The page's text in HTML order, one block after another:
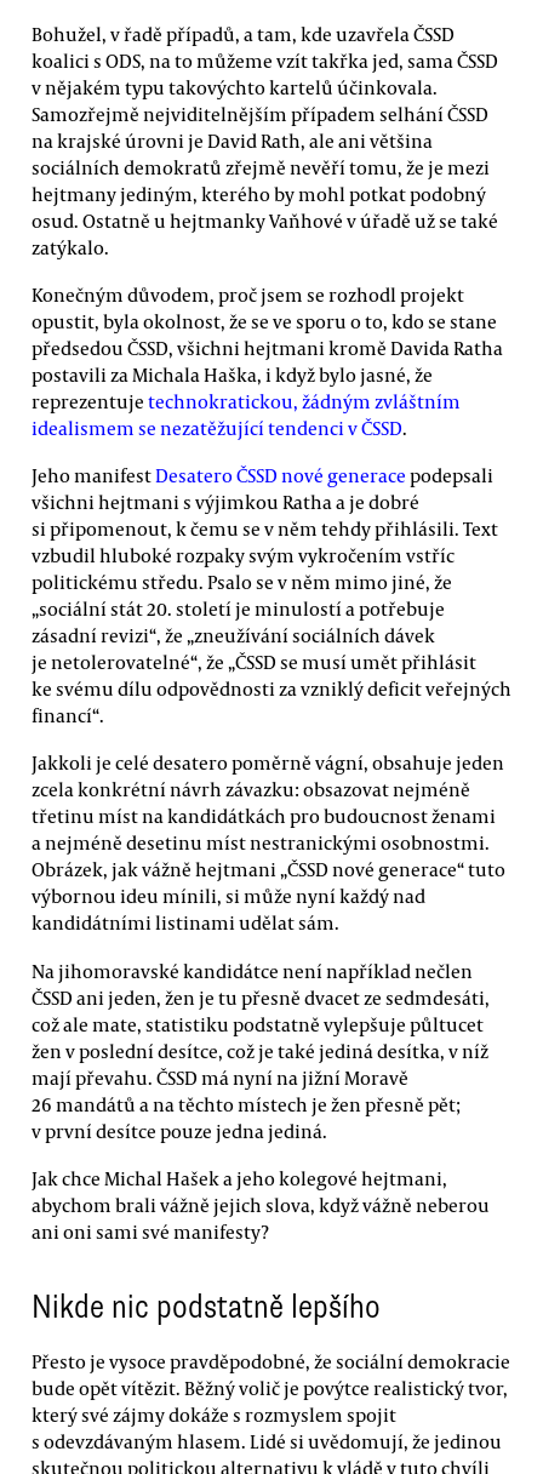
Bohužel, v řadě případů, a tam, kde uzavřela ČSSD
koalici s ODS, na to můžeme vzít takřka jed, sama ČSSD
v nějakém typu takovýchto kartelů účinkovala.
Samozřejmě nejviditelnějším případem selhání ČSSD
na krajské úrovni je David Rath, ale ani většina
sociálních demokratů zřejmě nevěří tomu, že je mezi
hejtmany jediným, kterého by mohl potkat podobný
osud. Ostatně u hejtmanky Vaňhové v úřadě už se také
zatýkalo.
Konečným důvodem, proč jsem se rozhodl projekt
opustit, byla okolnost, že se ve sporu o to, kdo se stane
předsedou ČSSD, všichni hejtmani kromě Davida Ratha
postavili za Michala Haška, i když bylo jasné, že
reprezentuje technokratickou, žádným zvláštním
idealismem se nezatěžující tendenci v ČSSD.
Jeho manifestDesatero ČSSD nové generace podepsali
všichni hejtmani s výjimkou Ratha a je dobré
si připomenout, k čemu se v něm tehdy přihlásili. Text
vzbudil hluboké rozpaky svým vykročením vstříc
politickému středu. Psalo se v něm mimo jiné, že
„sociální stát 20. století je minulostí a potřebuje
zásadní revizi“, že „zneužívání sociálních dávek
je netolerovatelné“, že „ČSSD se musí umět přihlásit
ke svému dílu odpovědnosti za vzniklý deficit veřejných
financí“.
Jakkoli je celé desatero poměrně vágní, obsahuje jeden
zcela konkrétní návrh závazku: obsazovat nejméně
třetinu míst na kandidátkách pro budoucnost ženami
a nejméně desetinu míst nestranickými osobnostmi.
Obrázek, jak vážně hejtmani „ČSSD nové generace“ tuto
výbornou ideu mínili, si může nyní každý nad
kandidátními listinami udělat sám.
Na jihomoravské kandidátce není například nečlen
ČSSD ani jeden, žen je tu přesně dvacet ze sedmdesáti,
což ale mate, statistiku podstatně vylepšuje půltucet
žen v poslední desítce, což je také jediná desítka, v níž
mají převahu. ČSSD má nyní na jižní Moravě
26 mandátů a na těchto místech je žen přesně pět;
v první desítce pouze jedna jediná.
Jak chce Michal Hašek a jeho kolegové hejtmani,
abychom brali vážně jejich slova, když vážně neberou
ani oni sami své manifesty?
Nikde nic podstatně lepšího
Přesto je vysoce pravděpodobné, že sociální demokracie
bude opět vítězit. Běžný volič je povýtce realistický tvor,
který své zájmy dokáže s rozmyslem spojit
s odevzdávaným hlasem. Lidé si uvědomují, že jedinou
skutečnou politickou alternativu k vládě v tuto chvíli